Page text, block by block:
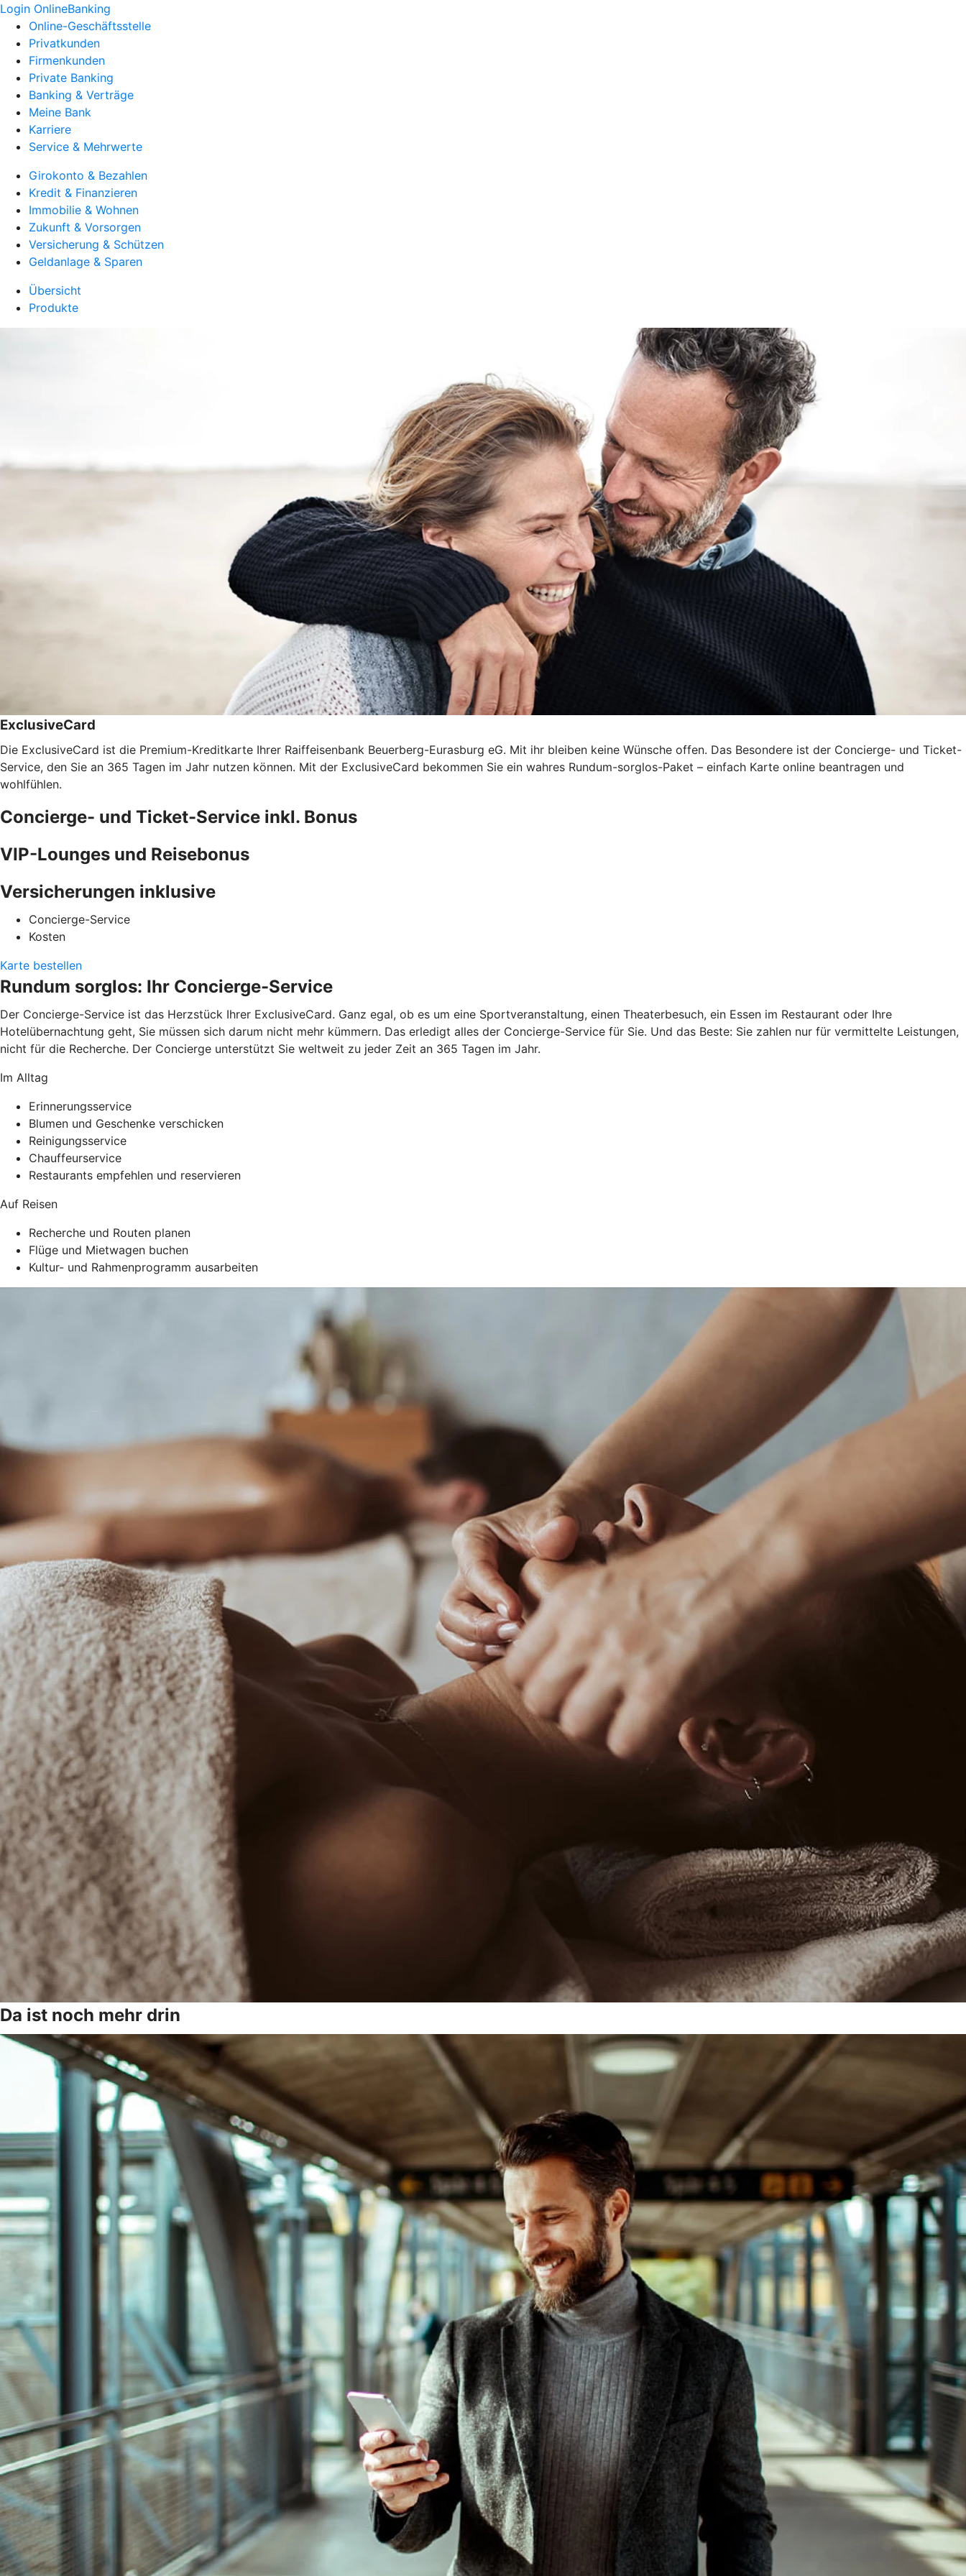
Login OnlineBanking
Online-Geschäftsstelle
Privatkunden
Firmenkunden
Private Banking
Banking & Verträge
Meine Bank
Karriere
Service & Mehrwerte
Girokonto & Bezahlen
Kredit & Finanzieren
Immobilie & Wohnen
Zukunft & Vorsorgen
Versicherung & Schützen
Geldanlage & Sparen
Übersicht
Produkte
ExclusiveCard
Die ExclusiveCard ist die Premium-Kreditkarte Ihrer Raiffeisenbank Beuerberg-Eurasburg eG. Mit ihr bleiben keine Wünsche offen. Das Besondere ist der Concierge- und Ticket-
Service, den Sie an 365 Tagen im Jahr nutzen können. Mit der ExclusiveCard bekommen Sie ein wahres Rundum-sorglos-Paket – einfach Karte online beantragen und
wohlfühlen.
Concierge- und Ticket-Service inkl. Bonus
VIP-Lounges und Reisebonus
Versicherungen inklusive
Concierge-Service
Kosten
Karte bestellen
Rundum sorglos: Ihr Concierge-Service
Der Concierge-Service ist das Herzstück Ihrer ExclusiveCard. Ganz egal, ob es um eine Sportveranstaltung, einen Theaterbesuch, ein Essen im Restaurant oder Ihre
Hotelübernachtung geht, Sie müssen sich darum nicht mehr kümmern. Das erledigt alles der Concierge-Service für Sie. Und das Beste: Sie zahlen nur für vermittelte Leistungen,
nicht für die Recherche. Der Concierge unterstützt Sie weltweit zu jeder Zeit an 365 Tagen im Jahr.
Im Alltag
Erinnerungsservice
Blumen und Geschenke verschicken
Reinigungsservice
Chauffeurservice
Restaurants empfehlen und reservieren
Auf Reisen
Recherche und Routen planen
Flüge und Mietwagen buchen
Kultur- und Rahmenprogramm ausarbeiten
Da ist noch mehr drin